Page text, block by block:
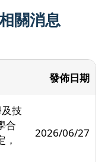
關消息
發佈日期
技
合
2026/06/27